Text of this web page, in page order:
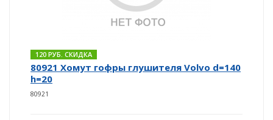
120 РУБ. СКИДКА
80921 Хомут гофры глушителя Volvo d=140
h=20
80921